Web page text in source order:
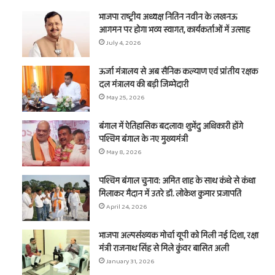
भाजपा राष्ट्रीय अध्यक्ष नितिन नवीन के लखनऊ
आगमन पर होगा भव्य स्वागत, कार्यकर्ताओं में उत्साह
July 4, 2026
ऊर्जा मंत्रालय से अब सैनिक कल्याण एवं प्रांतीय रक्षक
दल मंत्रालय की बड़ी जिम्मेदारी
May 25, 2026
बंगाल में ऐतिहासिक बदलाव! शुभेंदु अधिकारी होंगे
पश्चिम बंगाल के नए मुख्यमंत्री
May 8, 2026
पश्चिम बंगाल चुनाव: अमित शाह के साथ कंधे से कंधा
मिलाकर मैदान में उतरे डॉ. लोकेश कुमार प्रजापति
April 24, 2026
भाजपा अल्पसंख्यक मोर्चा यूपी को मिली नई दिशा, रक्षा
मंत्री राजनाथ सिंह से मिले कुंवर बासित अली
January 31, 2026